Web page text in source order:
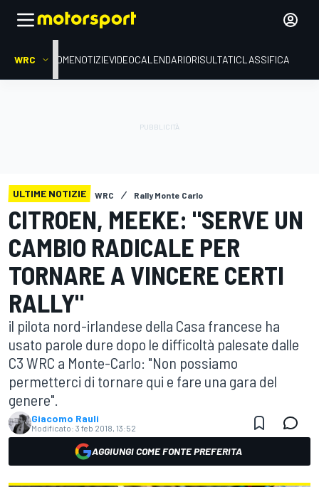
WRC HOMENOTIZIEVIDEOCALENDARIORISULTATICLASSIFICA
ULTIME NOTIZIE WRC Rally Monte Carlo
CITROEN, MEEKE: "SERVE UN
CAMBIO RADICALE PER
TORNARE A VINCERE CERTI
RALLY"
il pilota nord-irlandese della Casa francese ha
usato parole dure dopo le difficoltà palesate dalle
C3 WRC a Monte-Carlo: "Non possiamo
permetterci di tornare qui e fare una gara del
genere".
Giacomo Rauli
Modificato: 3 feb 2018, 13:52
AGGIUNGI COME FONTE PREFERITA